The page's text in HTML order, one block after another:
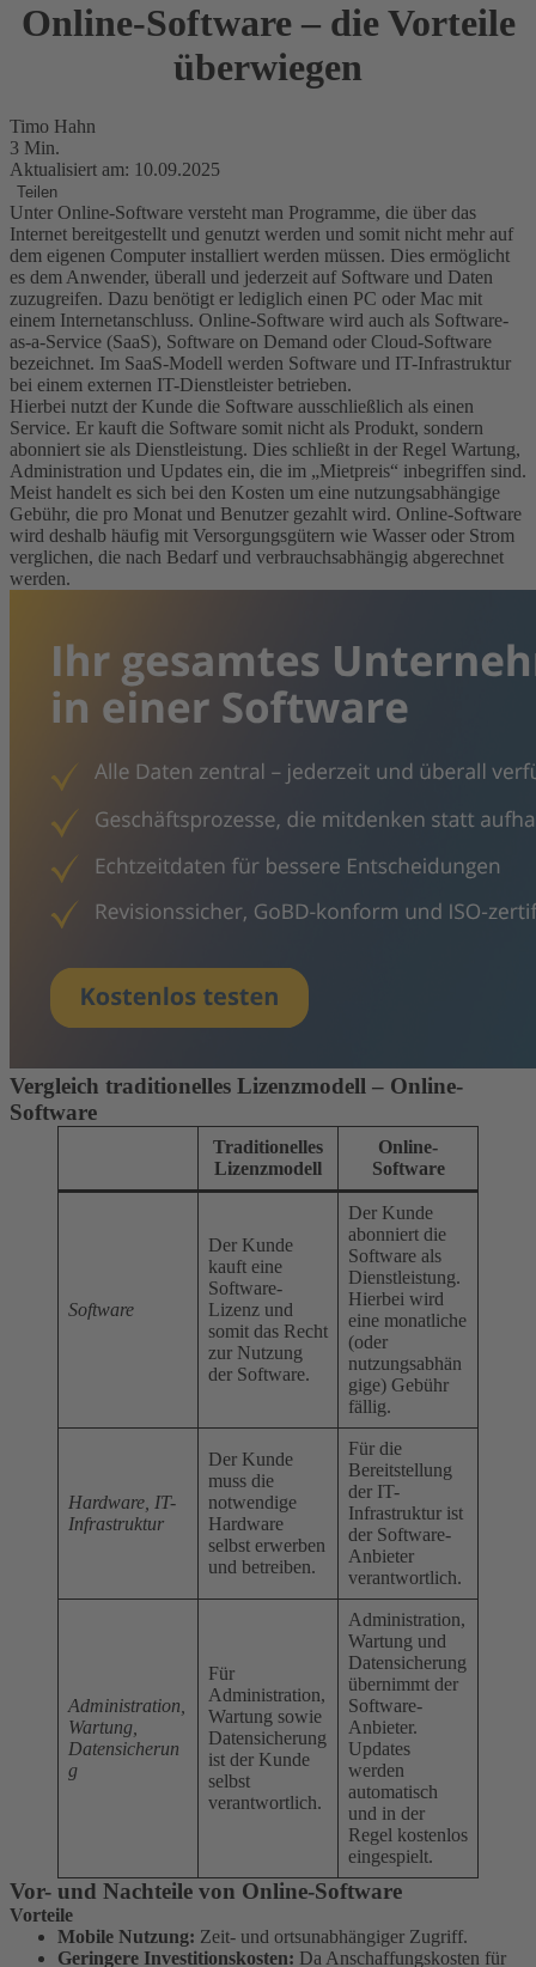
Online-Software – die Vorteile
überwiegen
Timo Hahn
3 Min.
Aktualisiert am: 10.09.2025
Teilen
Unter Online-Software versteht man Programme, die über das
Internet bereitgestellt und genutzt werden und somit nicht mehr auf
dem eigenen Computer installiert werden müssen. Dies ermöglicht
es dem Anwender, überall und jederzeit auf Software und Daten
zuzugreifen. Dazu benötigt er lediglich einen PC oder Mac mit
einem Internetanschluss. Online-Software wird auch als Software-
as-a-Service (SaaS), Software on Demand oder Cloud-Software
bezeichnet. Im SaaS-Modell werden Software und IT-Infrastruktur
bei einem externen IT-Dienstleister betrieben.
Hierbei nutzt der Kunde die Software ausschließlich als einen
Service. Er kauft die Software somit nicht als Produkt, sondern
abonniert sie als Dienstleistung. Dies schließt in der Regel Wartung,
Administration und Updates ein, die im „Mietpreis“ inbegriffen sind.
Meist handelt es sich bei den Kosten um eine nutzungsabhängige
Gebühr, die pro Monat und Benutzer gezahlt wird. Online-Software
wird deshalb häufig mit Versorgungsgütern wie Wasser oder Strom
verglichen, die nach Bedarf und verbrauchsabhängig abgerechnet
werden.
Vergleich traditionelles Lizenzmodell – Online-
Software
Traditionelles
Lizenzmodell
Online-
Software
Software
Der Kunde
kauft eine
Software-
Lizenz und
somit das Recht
zur Nutzung
der Software.
Der Kunde
abonniert die
Software als
Dienstleistung.
Hierbei wird
eine monatliche
(oder
nutzungsabhän
gige) Gebühr
fällig.
Hardware, IT-
Infrastruktur
Der Kunde
muss die
notwendige
Hardware
selbst erwerben
und betreiben.
Für die
Bereitstellung
der IT-
Infrastruktur ist
der Software-
Anbieter
verantwortlich.
Administration,
Wartung,
Datensicherun
g
Für
Administration,
Wartung sowie
Datensicherung
ist der Kunde
selbst
verantwortlich.
Administration,
Wartung und
Datensicherung
übernimmt der
Software-
Anbieter.
Updates
werden
automatisch
und in der
Regel kostenlos
eingespielt.
Vor- und Nachteile von Online-Software
Vorteile
Mobile Nutzung: Zeit- und ortsunabhängiger Zugriff.
Geringere Investitionskosten: Da Anschaffungskosten für